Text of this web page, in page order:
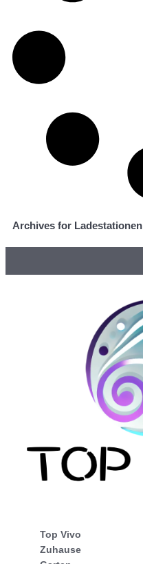
Archives for Ladestationen
Top Vivo
Zuhause